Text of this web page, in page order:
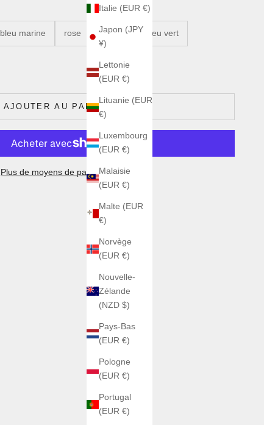
Italie (EUR €)
Japon (JPY
¥)
Lettonie
(EUR €)
Lituanie (EUR
€)
Luxembourg
(EUR €)
Malaisie
(EUR €)
Malte (EUR
€)
Norvège
(EUR €)
Nouvelle-
Zélande
(NZD $)
Pays-Bas
(EUR €)
Pologne
(EUR €)
Portugal
(EUR €)
bleu marine rose orange bleu vert
AJOUTER AU PANIER
Plus de moyens de paiement